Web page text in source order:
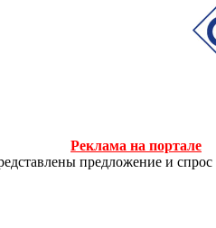
Реклама на портале
предложение и